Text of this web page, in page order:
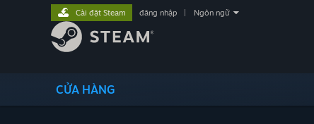
CỬA HÀNG
Cài đặt Steam đăng nhập Ngôn ngữ